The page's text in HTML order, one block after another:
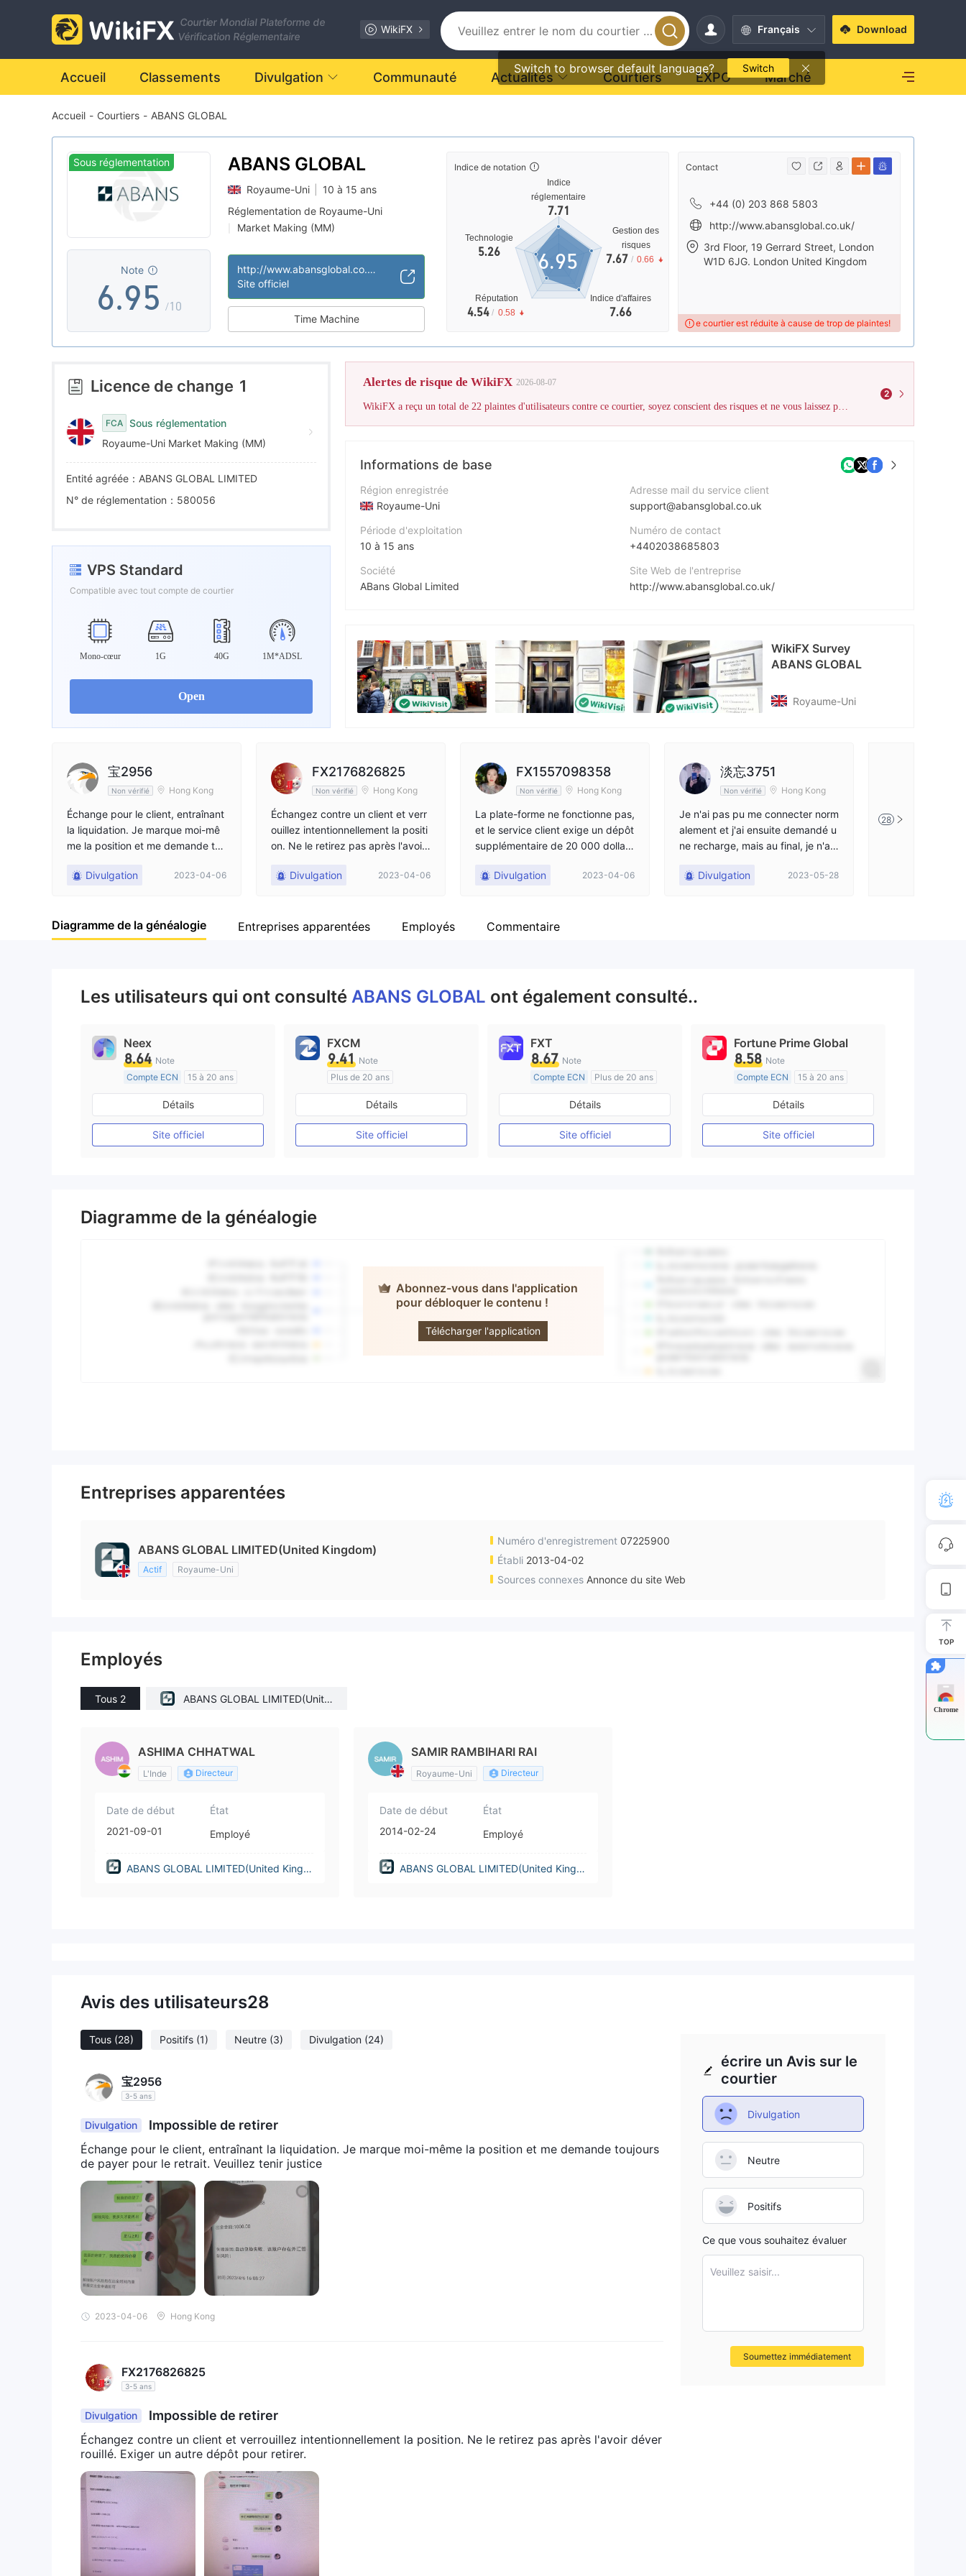
Courtier Mondial Plateforme de
Vérification Réglementaire
WikiFX Français
Switch to browser default language? Switch
Download
Accueil Classements Divulgation Communauté Actualités Courtiers EXPO Marché
Accueil - Courtiers - ABANS GLOBAL
Sous réglementation
Note
0
1
2
3
4
5
6
7
8
9
.
3
4
5
6
7
8
9
0
1
2
3
4
5
6
7
8
9
/10
ABANS GLOBAL
Royaume-Uni
10 à 15 ans
Réglementation de Royaume-Uni
Market Making (MM)
http://www.abansglobal.co.uk/
Site officiel
Time Machine
Indice de notation
Indice
réglementaire
7.71
Technologie
5.26
Réputation
4.54 / 0.58
Indice d'affaires
7.66
Gestion des
risques
7.67 / 0.66
6.95
Contact
+44 (0) 203 868 5803
http://www.abansglobal.co.uk/
3rd Floor, 19 Gerrard Street, London
W1D 6JG. London United Kingdom
La note WikiFX de ce courtier est réduite à cause de trop de plaintes! La note WikiFX de
Licence de change 1
FCA Sous réglementation
Royaume-Uni Market Making (MM)
Entité agréée：ABANS GLOBAL LIMITED
N° de réglementation：580056
VPS Standard
Compatible avec tout compte de courtier
Mono-cœur 1G 40G 1M*ADSL
Open
Alertes de risque de WikiFX 2026-08-07
WikiFX a reçu un total de 22 plaintes d'utilisateurs contre ce courtier, soyez conscient des risques et ne vous laissez pas arnaquer !
2
Informations de base
Région enregistrée
Royaume-Uni
Période d'exploitation
10 à 15 ans
Société
ABans Global Limited
Personnel
--
Adresse mail du service client
support@abansglobal.co.uk
Numéro de contact
+4402038685803
Site Web de l'entreprise
http://www.abansglobal.co.uk/
WikiFX Survey
ABANS GLOBAL
Royaume-Uni
宝2956
Non vérifié Hong Kong
Échange pour le client, entraînant
la liquidation. Je marque moi-mê
me la position et me demande tou
llez tenir justice
Divulgation 2023-04-06
FX2176826825
Non vérifié Hong Kong
Échangez contre un client et verr
ouillez intentionnellement la positi
on. Ne le retirez pas après l'avoir
t pour retirer.
Divulgation 2023-04-06
FX1557098358
Non vérifié Hong Kong
La plate-forme ne fonctionne pas,
et le service client exige un dépôt
supplémentaire de 20 000 dollars
nds et je demande une aide offici
Divulgation 2023-04-06
淡忘3751
Non vérifié Hong Kong
Je n'ai pas pu me connecter norm
alement et j'ai ensuite demandé u
ne recharge, mais au final, je n'ai t
Divulgation
2023-05-28
le AGL le chef
28
Diagramme de la généalogie Entreprises apparentées Employés Commentaire
Les utilisateurs qui ont consulté ABANS GLOBAL ont également consulté..
Neex
8.64 Note
Compte ECN
15 à 20 ans
Réglementation de Australie
Market Making (MM)
Etiquette principale MT4
Détails
Site officiel
FXCM
9.41 Note
Plus de 20 ans
Réglementation de Australie
Market Making (MM)
Etiquette principale MT4
Détails
Site officiel
FXT
8.67 Note
Compte ECN
Plus de 20 ans
Réglementation de Australie
Market Making (MM)
Etiquette principale MT4
Détails
Site officiel
Fortune Prime Global
8.58 Note
Compte ECN
15 à 20 ans
Réglementation de Australie
Market Making (MM)
Etiquette principale MT4
Détails
Site officiel
Diagramme de la généalogie
Abonnez-vous dans l'application
pour débloquer le contenu !
Télécharger l'application
ABANS
GLOBAL
Entreprises apparentées
ABANS GLOBAL LIMITED(United Kingdom)
Actif Royaume-Uni
Numéro d'enregistrement 07225900
Établi 2013-04-02
Sources connexes Annonce du site Web
Employés
Tous 2
ABANS GLOBAL LIMITED(Unite
ASHIMA CHHATWAL
L'Inde Directeur
Date de début
2021-09-01
État
Employé
ABANS GLOBAL LIMITED(United Kingd
SAMIR RAMBIHARI RAI
Royaume-Uni Directeur
Date de début
2014-02-24
État
Employé
ABANS GLOBAL LIMITED(United Kingd
Avis des utilisateurs28
Tous (28) Positifs (1) Neutre (3) Divulgation (24)
宝2956
3-5 ans
Divulgation Impossible de retirer
Échange pour le client, entraînant la liquidation. Je marque moi-même la position et me demande toujours
de payer pour le retrait. Veuillez tenir justice
2023-04-06 Hong Kong
FX2176826825
3-5 ans
Divulgation Impossible de retirer
Échangez contre un client et verrouillez intentionnellement la position. Ne le retirez pas après l'avoir déver
rouillé. Exiger un autre dépôt pour retirer.
écrire un Avis sur le
courtier
Divulgation
Neutre
Positifs
Ce que vous souhaitez évaluer
Veuillez saisir...
Soumettez immédiatement
TOP
Chrome